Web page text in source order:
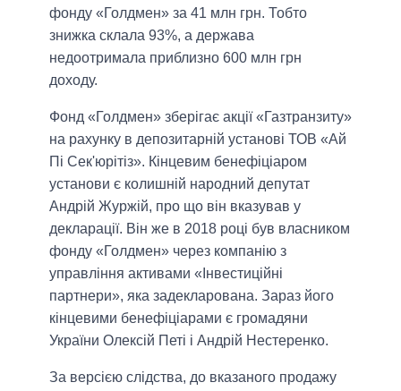
фонду «Голдмен» за 41 млн грн. Тобто
знижка склала 93%, а держава
недоотримала приблизно 600 млн грн
доходу.
Фонд «Голдмен» зберігає акції «Газтранзиту»
на рахунку в депозитарній установі ТОВ «Ай
Пі Сек'юрітіз». Кінцевим бенефіціаром
установи є колишній народний депутат
Андрій Журжій, про що він вказував у
декларації. Він же в 2018 році був власником
фонду «Голдмен» через компанію з
управління активами «Інвестиційні
партнери», яка задекларована. Зараз його
кінцевими бенефіціарами є громадяни
України Олексій Петі і Андрій Нестеренко.
За версією слідства, до вказаного продажу